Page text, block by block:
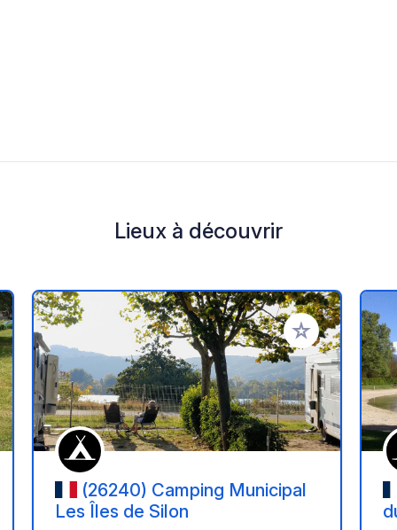
Lieux à découvrir
à vos favoris Ajouter à vos
(26240) Camping Municipal
Les Îles de Silon